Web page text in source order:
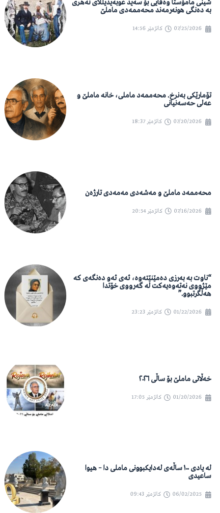
شینی مامۆستا وەفایی بۆ سەید عوبەیدیللای نەهری
بە دەنگی هونەرمەند محەممەدی ماملێ
07/25/2026 کاتژمێر 14:56
تۆمارێکی بەنرخ. محەممەد ماملی، خانە ماملێ و
عەلی حەسەنیانی
07/20/2026 کاتژمێر 18:37
محەممەد ماملێ و مەشەدی مەمەدی تارژەن
07/16/2026 کاتژمێر 20:54
“ناوت بە بەرزی دەمێنێتەوە، ئەی ئەو دەنگەی کە
مێژووی نەتەوەیەکت لە گەرووی خۆتدا
هەڵگرتبوو.”
01/22/2026 کاتژمێر 23:23
خەڵاتی ماملێ بۆ ساڵی ٢٠٢٦
01/20/2026 کاتژمێر 17:05
لە یادی ١٠٠ ساڵەی لەدایکبوونی ماملی دا – هیوا
ساعیدی
06/02/2025 کاتژمێر 09:43